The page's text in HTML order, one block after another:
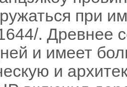
при
. Древнее
и имеет
и